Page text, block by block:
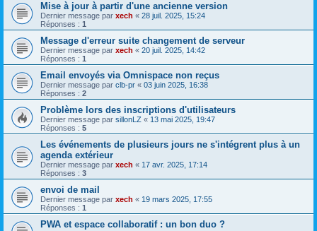
Mise à jour à partir d'une ancienne version
Dernier message par xech « 28 juil. 2025, 15:24
Réponses : 1
Message d'erreur suite changement de serveur
Dernier message par xech « 20 juil. 2025, 14:42
Réponses : 1
Email envoyés via Omnispace non reçus
Dernier message par clb-pr « 03 juin 2025, 16:38
Réponses : 2
Problème lors des inscriptions d'utilisateurs
Dernier message par sillonLZ « 13 mai 2025, 19:47
Réponses : 5
Les événements de plusieurs jours ne s'intégrent plus à un
agenda extérieur
Dernier message par xech « 17 avr. 2025, 17:14
Réponses : 3
envoi de mail
Dernier message par xech « 19 mars 2025, 17:55
Réponses : 1
PWA et espace collaboratif : un bon duo ?